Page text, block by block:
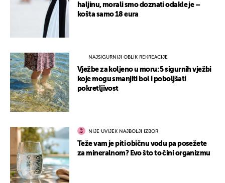
haljinu, morali smo doznati odakle je –
košta samo 18 eura
NAJSIGURNIJI OBLIK REKREACIJE
Vježbe za koljeno u moru: 5 sigurnih vježbi
koje mogu smanjiti bol i poboljšati
pokretljivost
NIJE UVIJEK NAJBOLJI IZBOR
Teže vam je piti običnu vodu pa posežete
za mineralnom? Evo što to čini organizmu